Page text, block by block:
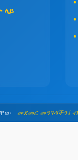
ላይ
መደመር መንገዳችን፤